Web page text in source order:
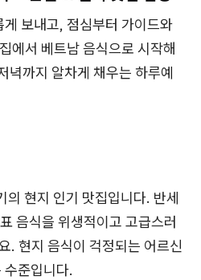
보내고, 점심부터 가이드와
에서 베트남 음식으로 시작해
녁까지 알차게 채우는 하루예
의 현지 인기 맛집입니다. 반세
음식을 위생적이고 고급스러
. 현지 음식이 걱정되는 어르신
수준입니다.